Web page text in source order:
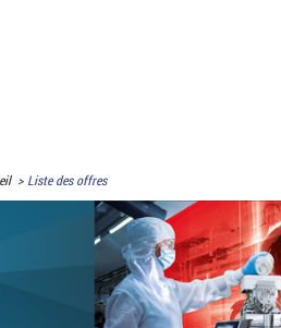
Liste des offres